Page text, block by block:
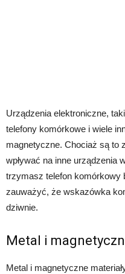
Urządzenia elektroniczne,
telefony komórkowe i wiele
magnetyczne. Chociaż są to
wpływać na inne urządzenia
trzymasz telefon komórkowy
zauważyć, że wskazówka
dziwnie.
Metal i
Metal i magnetyczne